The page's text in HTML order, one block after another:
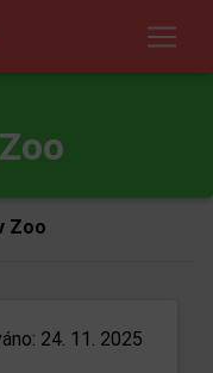
Zoo
24. 11. 2025